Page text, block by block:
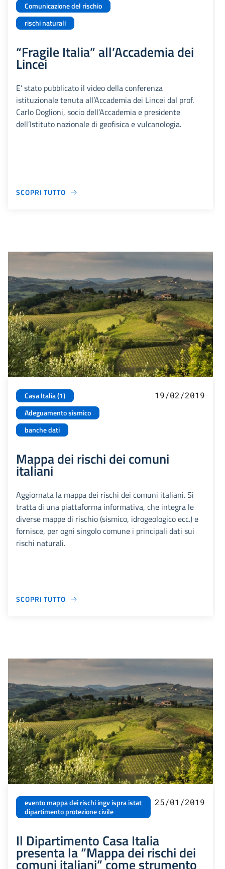
Comunicazione del rischio
rischi naturali
“Fragile Italia” all’Accademia dei
Lincei
E’ stato pubblicato il video della conferenza
istituzionale tenuta all’Accademia dei Lincei dal prof.
Carlo Doglioni, socio dell’Accademia e presidente
dell’Istituto nazionale di geofisica e vulcanologia.
SCOPRI TUTTO
Casa Italia (1)
Adeguamento sismico
banche dati
19/02/2019
Mappa dei rischi dei comuni
italiani
Aggiornata la mappa dei rischi dei comuni italiani. Si
tratta di una piattaforma informativa, che integra le
diverse mappe di rischio (sismico, idrogeologico ecc.) e
fornisce, per ogni singolo comune i principali dati sui
rischi naturali.
SCOPRI TUTTO
evento mappa dei rischi ingv ispra istat
dipartimento protezione civile
25/01/2019
Il Dipartimento Casa Italia
presenta la “Mappa dei rischi dei
comuni italiani” come strumento